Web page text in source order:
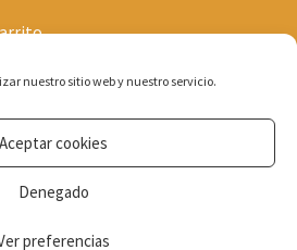
nuestro sitio web y nuestro servicio.
Aceptar cookies
Denegado
preferencias
Peluquería y Estética 2026